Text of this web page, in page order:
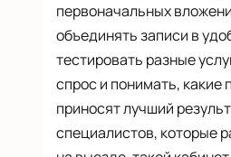
первоначальных
объединять записи в
тестировать разные
спрос и понимать, какие
приносят лучший
специалистов, которые